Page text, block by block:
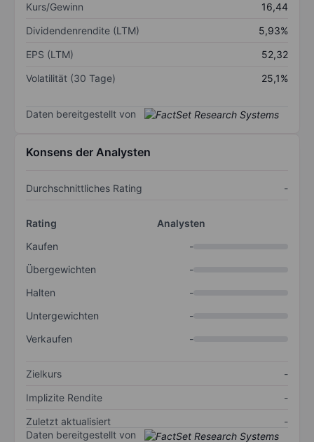
Kurs/Gewinn
16,44
Dividendenrendite (LTM)
5,93%
EPS (LTM)
52,32
Volatilität (30 Tage)
25,1%
Daten bereitgestellt von
Konsens der Analysten
Durchschnittliches Rating -
Rating
Analysten
Kaufen
-
Übergewichten
-
Halten
-
Untergewichten
-
Verkaufen
-
Zielkurs
-
Implizite Rendite
-
Zuletzt aktualisiert
-
Daten bereitgestellt von